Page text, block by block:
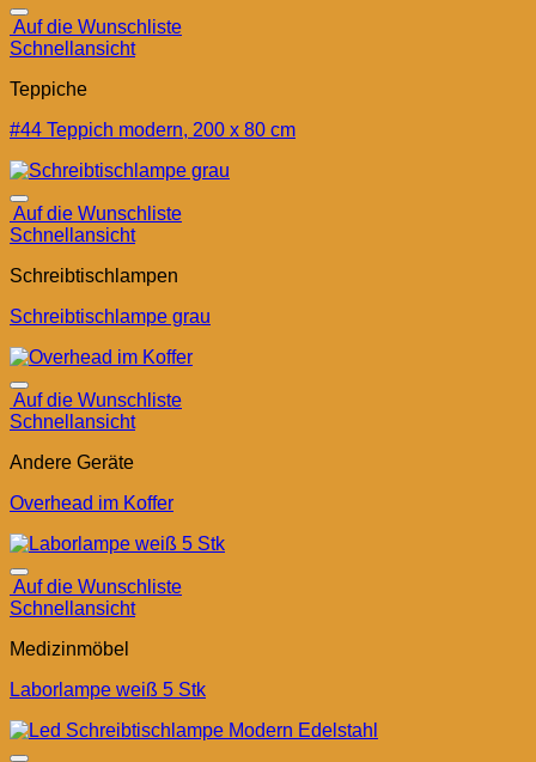
Auf die Wunschliste
Schnellansicht
Teppiche
#44 Teppich modern, 200 x 80 cm
Auf die Wunschliste
Schnellansicht
Schreibtischlampen
Schreibtischlampe grau
Auf die Wunschliste
Schnellansicht
Andere Geräte
Overhead im Koffer
Auf die Wunschliste
Schnellansicht
Medizinmöbel
Laborlampe weiß 5 Stk